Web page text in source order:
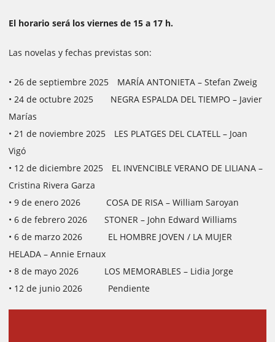
El horario será los viernes de 15 a 17 h.
Las novelas y fechas previstas son:
• 26 de septiembre 2025 MARÍA ANTONIETA – Stefan Zweig
• 24 de octubre 2025 NEGRA ESPALDA DEL TIEMPO – Javier
Marías
• 21 de noviembre 2025 LES PLATGES DEL CLATELL – Joan
Vigó
• 12 de diciembre 2025 EL INVENCIBLE VERANO DE LILIANA –
Cristina Rivera Garza
• 9 de enero 2026 COSA DE RISA – William Saroyan
• 6 de febrero 2026 STONER – John Edward Williams
• 6 de marzo 2026 EL HOMBRE JOVEN / LA MUJER
HELADA – Annie Ernaux
• 8 de mayo 2026 LOS MEMORABLES – Lidia Jorge
• 12 de junio 2026 Pendiente